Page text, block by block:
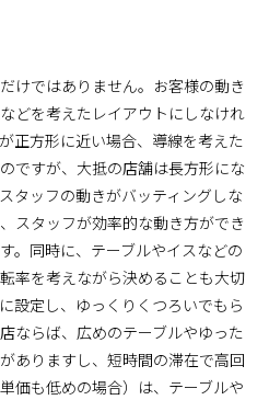
けではありません。お客様の動き
どを考えたレイアウトにしなけれ
正方形に近い場合、導線を考えた
ですが、大抵の店舗は長方形にな
タッフの動きがバッティングしな
スタッフが効率的な動き方ができ
。同時に、テーブルやイスなどの
率を考えながら決めることも大切
設定し、ゆっくりくつろいでもら
ならば、広めのテーブルやゆった
ありますし、短時間の滞在で高回
価も低めの場合）は、テーブルや